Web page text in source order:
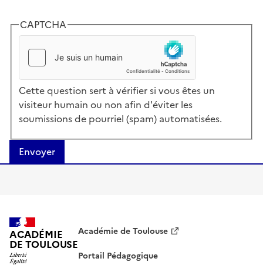
CAPTCHA
Cette question sert à vérifier si vous êtes un
visiteur humain ou non afin d'éviter les
soumissions de pourriel (spam) automatisées.
Envoyer
ACADÉMIE
DE TOULOUSE
Académie de Toulouse
Portail Pédagogique